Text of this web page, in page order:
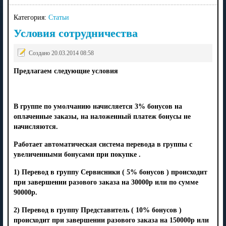
Категория: Статьи
Условия сотрудничества
Создано 20.03.2014 08:58
Предлагаем следующие условия
В группе по умолчанию начисляется 3% бонусов на
оплаченные заказы, на наложенный платеж бонусы не
начисляются.
Работает автоматическая система перевода в группы с
увеличенными бонусами при покупке .
1) Перевод в группу Сервисники ( 5% бонусов ) происходит
при завершении разового заказа на 30000р или по сумме
90000р.
2) Перевод в группу Представитель ( 10% бонусов )
происходит при завершении разового заказа на 150000р или